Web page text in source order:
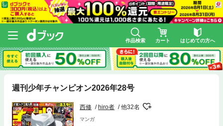
作品検索 カート はじめての方へ
週刊少年チャンピオン2026年28号
西修 hiro者 他32名
マンガ